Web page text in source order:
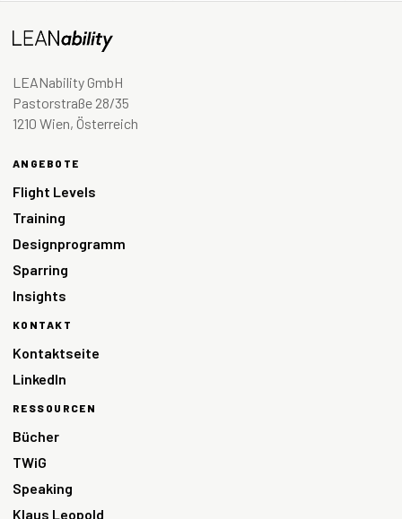
LEANability GmbH
Pastorstraße 28/35
1210 Wien, Österreich
ANGEBOTE
Flight Levels
Training
Designprogramm
Sparring
Insights
KONTAKT
Kontaktseite
LinkedIn
RESSOURCEN
Bücher
TWiG
Speaking
Klaus Leopold